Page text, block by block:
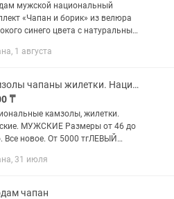
мужской национальный
«Чапан и борик» из велюра
синего цвета с натуральным
с традиционными
1 августа
Камзолы чапаны жилетки. Национальные женские,мужские Размеры от 44 до 60го.
₸
камзолы, жилетки.
МУЖСКИЕ Размеры от 46 до
Все новое. От 5000 тгЛЕВЫЙ
31 июля
чапан